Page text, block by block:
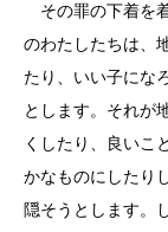
その罪の下着を
のわたしたちは、
たり、いい子にな
とします。それが
くしたり、良いこ
かなものにしたり
隠そうとします。